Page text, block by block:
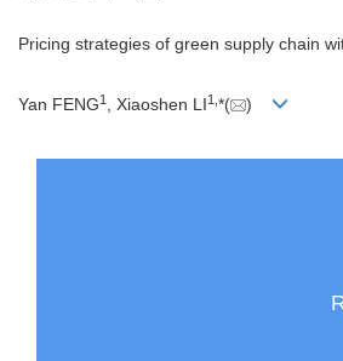
Pricing strategies of green supply chain
Yan FENG1 , Xiaoshen LI1 *( )